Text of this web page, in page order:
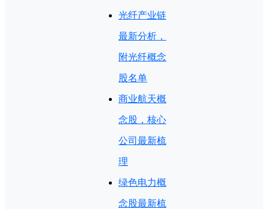
光纤产业链
最新分析，
附光纤概念
股名单
商业航天概
念股，核心
公司最新梳
理
绿色电力概
念股最新梳